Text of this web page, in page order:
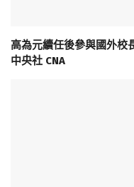
高為元續任後參與國外校
中央社 CNA